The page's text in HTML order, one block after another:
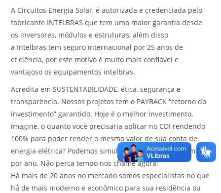
A Circuitos Energia Solar, é autorizada e credenciada pelo
fabricante INTELBRAS que tem uma maior garantia desde
os inversores, módulos e estruturas, além disso
a Intelbras tem seguro internacional por 25 anos de
eficiência, por este motivo é muito mais confiável e
vantajoso os equipamentos intelbras.
Acredita em SUSTENTABILIDADE, ética, segurança e
transparência. Nossos projetos tem o PAYBACK “retorno do
investimento” garantido. Hoje é o melhor investimento,
imagine, o quanto você precisaria aplicar no CDI rendendo
100% para poder render o mesmo valor de sua conta de
energia elétrica? Podemos simular quanto você economiza
por ano. Não perca tempo nos chame agora!
Há mais de 20 anos no mercado somos especialistas no que
há de mais moderno e econômico para sua residência ou